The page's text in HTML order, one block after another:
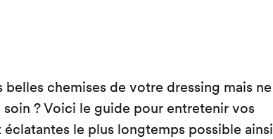
chemises de votre dressing mais ne
? Voici le guide pour entretenir vos
le plus longtemps possible ainsi